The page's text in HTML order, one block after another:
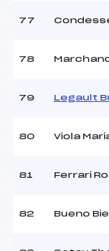
77
78
79 Legault
80 Viola
81 Ferrari
82 Bueno